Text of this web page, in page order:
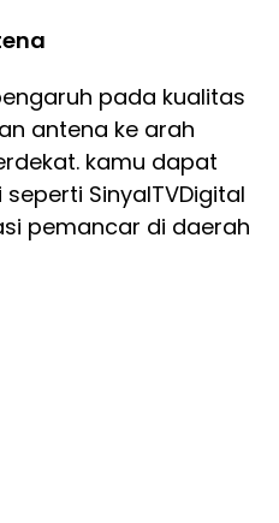
pada kualitas
antena ke arah
kamu dapat
SinyalTVDigital
pemancar di daerah